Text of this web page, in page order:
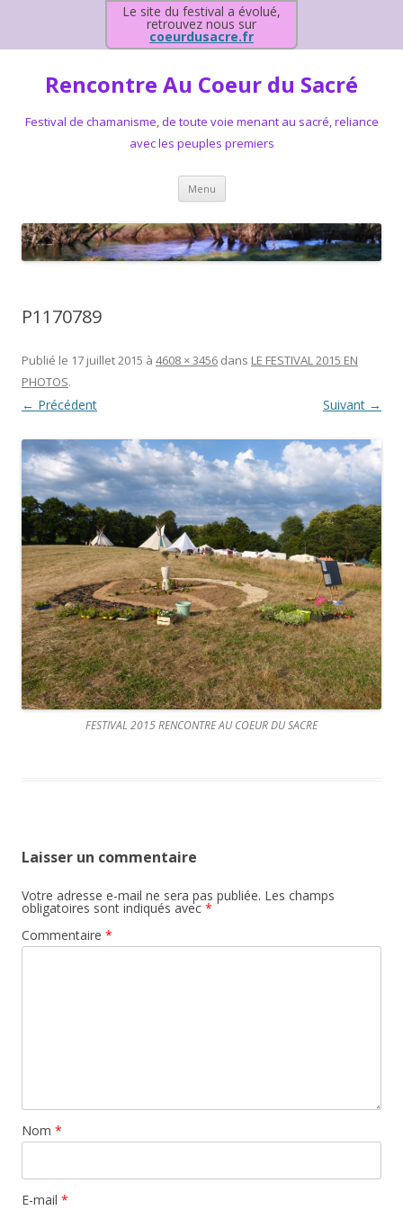
Le site du festival a évolué,
retrouvez nous sur
coeurdusacre.fr
Rencontre Au Coeur du Sacré
Festival de chamanisme, de toute voie menant au sacré, reliance
avec les peuples premiers
Menu Aller au contenu principal
P1170789
Publié le 17 juillet 2015 à 4608 × 3456 dans LE FESTIVAL 2015 EN
PHOTOS.
← Précédent Suivant →
FESTIVAL 2015 RENCONTRE AU COEUR DU SACRE
Laisser un commentaire
Votre adresse e-mail ne sera pas publiée. Les champs
obligatoires sont indiqués avec *
Commentaire *
Nom *
E-mail *